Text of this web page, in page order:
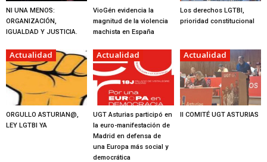
NI UNA MENOS:
ORGANIZACIÓN,
IGUALDAD Y JUSTICIA.
VioGén evidencia la
magnitud de la violencia
machista en España
Los derechos LGTBI,
prioridad constitucional
Actualidad
ORGULLO ASTURIAN@,
LEY LGTBI YA
Actualidad
UGT Asturias participó en
la euro-manifestación de
Madrid en defensa de
una Europa más social y
democrática
Actualidad
II COMITÉ UGT ASTURIAS